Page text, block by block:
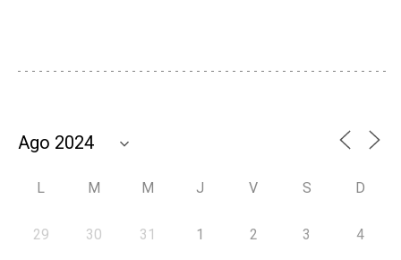
L M M J V S D
29 30 31 1 2 3 4